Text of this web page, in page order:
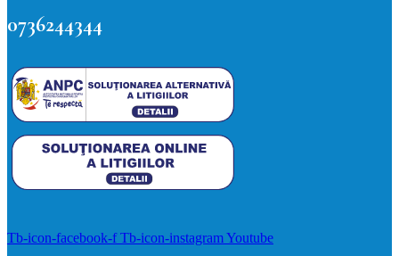
0736244344
Tb-icon-facebook-f Tb-icon-instagramYoutube